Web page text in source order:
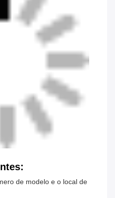
de modelo e o local de